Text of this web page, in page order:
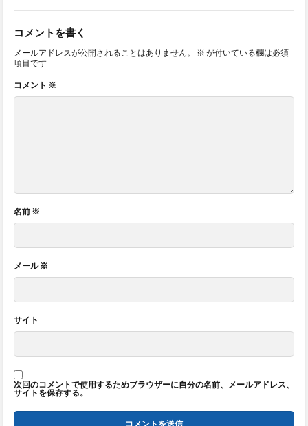
コメントを書く
メールアドレスが公開されることはありません。 ※ が付いている欄は必須
項目です
コメント ※
名前 ※
メール※
サイト
次回のコメントで使用するためブラウザーに自分の名前、メールアドレス、
サイトを保存する。